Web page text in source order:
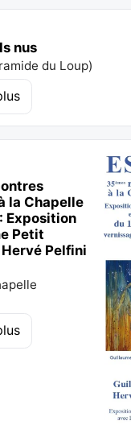
nus
du Loup)
la Chapelle
Exposition
Petit
Pelfini